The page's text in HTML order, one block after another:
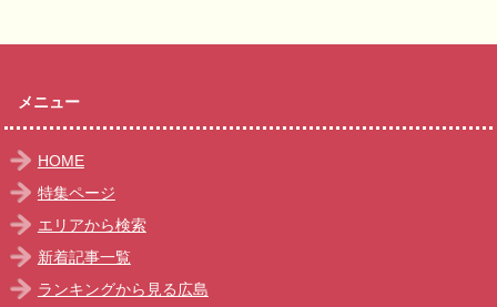
メニュー
HOME
特集ページ
エリアから検索
新着記事一覧
ランキングから見る広島